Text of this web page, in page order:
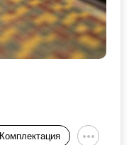
Комплектация